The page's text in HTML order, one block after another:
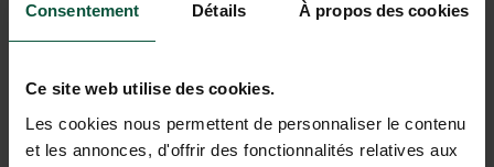
Consentement Détails À propos des cookies
Ce site web utilise des cookies.
Les cookies nous permettent de personnaliser le contenu
et les annonces, d'offrir des fonctionnalités relatives aux
PREGUNTAS FRECUENTES
AYUDA Y CONTACTO